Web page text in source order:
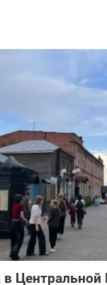
в Центральной